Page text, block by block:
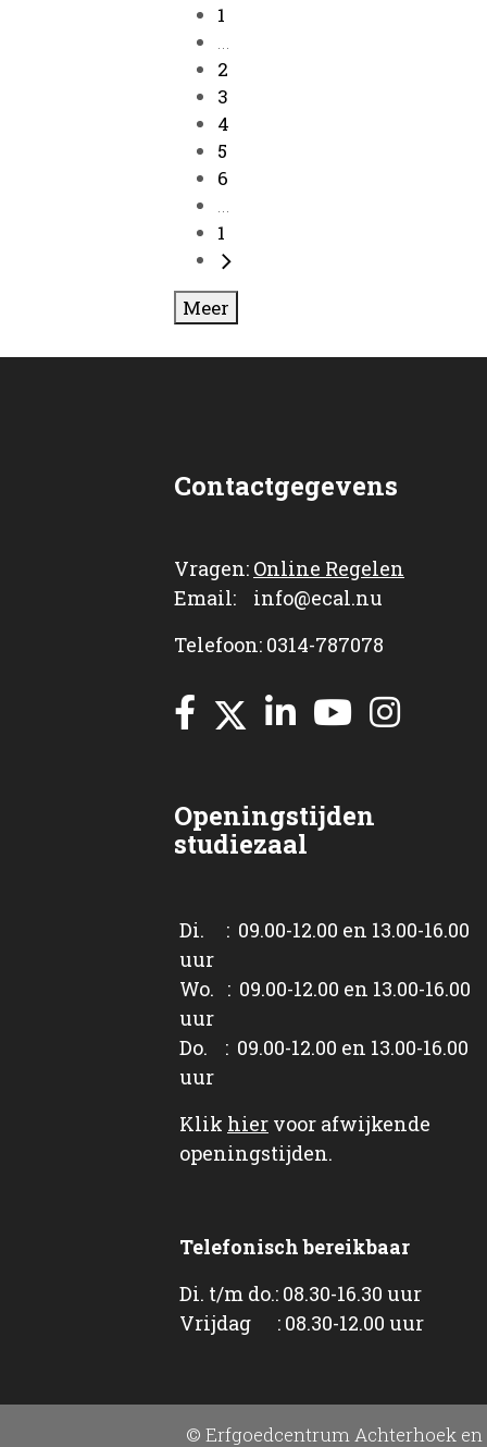
1
...
2
3
4
5
6
...
1
Meer
Contactgegevens
Vragen: Online Regelen
Email: info@ecal.nu
Telefoon: 0314-787078
Openingstijden
studiezaal
Di. : 09.00-12.00 en 13.00-16.00
uur
Wo. : 09.00-12.00 en 13.00-16.00
uur
Do. : 09.00-12.00 en 13.00-16.00
uur
Klik hier voor afwijkende
openingstijden.
Telefonisch bereikbaar
Di. t/m do.: 08.30-16.30 uur
Vrijdag : 08.30-12.00 uur
© Erfgoedcentrum Achterhoek en